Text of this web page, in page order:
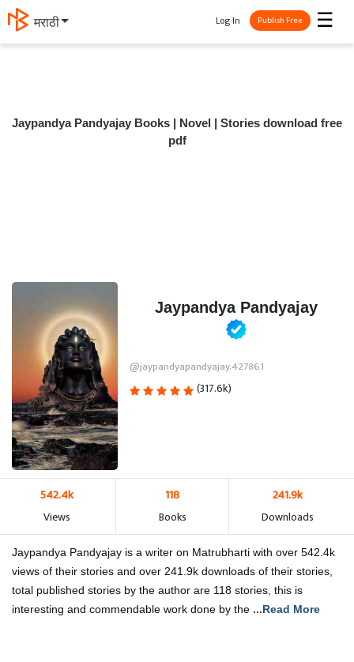
मराठी ☰
Log In Publish Free
Jaypandya Pandyajay Books | Novel | Stories download free
pdf
Jaypandya Pandyajay
@jaypandyapandyajay.427861
(317.6k)
542.4k
Views
118
Books
241.9k
Downloads
Jaypandya Pandyajay is a writer on Matrubharti with over 542.4k
views of their stories and over 241.9k downloads of their stories,
total published stories by the author are 118 stories, this is
interesting and commendable work done by the ...Read More